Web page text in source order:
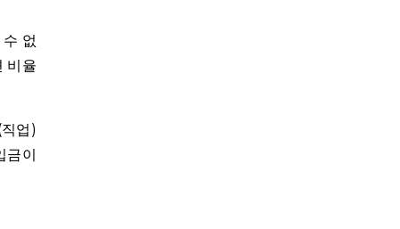
없
비율
업)
금이